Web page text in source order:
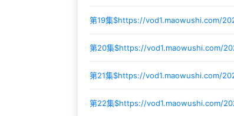
第19集$https://vod1.maowushi.com/
第20集$https://vod1.maowushi.com/
第21集$https://vod1.maowushi.com/
第22集$https://vod1.maowushi.com/